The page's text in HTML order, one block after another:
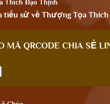
Thích Đạo Thịnh
tiểu sử về Thượng Tọa
MÃ QRCODE CHIA SẺ